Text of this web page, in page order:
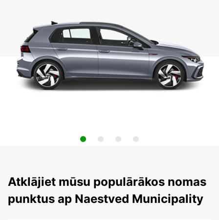
Atklājiet mūsu populārākos nomas
punktus ap Naestved Municipality